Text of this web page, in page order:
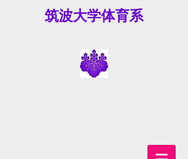
筑波大学体育系